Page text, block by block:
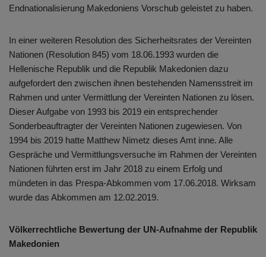
Endnationalisierung Makedoniens Vorschub geleistet zu haben.
In einer weiteren Resolution des Sicherheitsrates der Vereinten
Nationen (Resolution 845) vom 18.06.1993 wurden die
Hellenische Republik und die Republik Makedonien dazu
aufgefordert den zwischen ihnen bestehenden Namensstreit im
Rahmen und unter Vermittlung der Vereinten Nationen zu lösen.
Dieser Aufgabe von 1993 bis 2019 ein entsprechender
Sonderbeauftragter der Vereinten Nationen zugewiesen. Von
1994 bis 2019 hatte Matthew Nimetz dieses Amt inne. Alle
Gespräche und Vermittlungsversuche im Rahmen der Vereinten
Nationen führten erst im Jahr 2018 zu einem Erfolg und
mündeten in das Prespa-Abkommen vom 17.06.2018. Wirksam
wurde das Abkommen am 12.02.2019.
Völkerrechtliche Bewertung der UN-Aufnahme der Republik
Makedonien